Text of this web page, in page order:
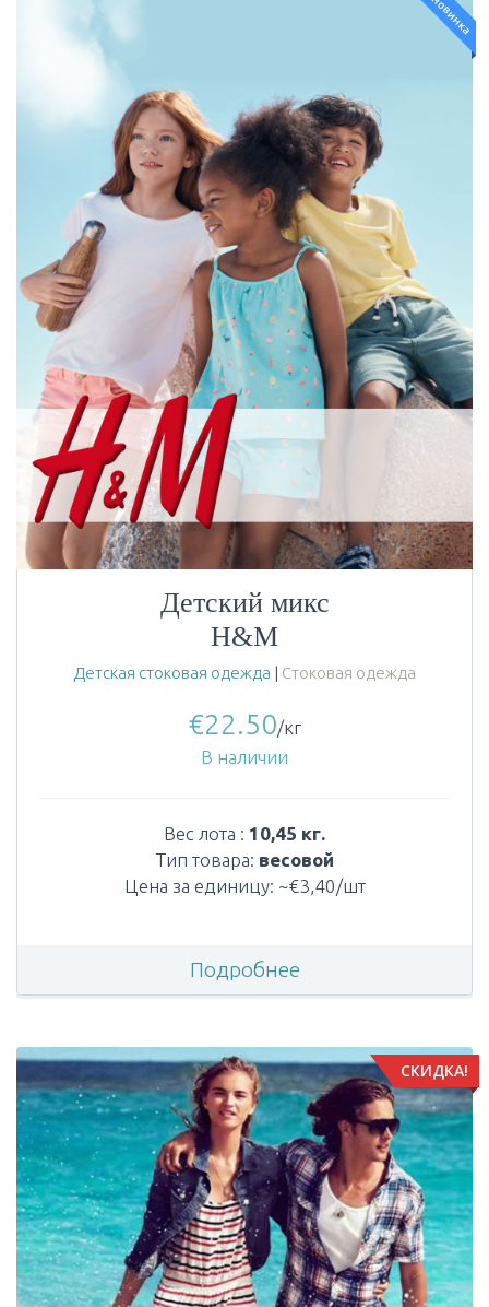
новинка
Детский микс
H&M
Детская стоковая одежда | Стоковая одежда
€22.50/кг
В наличии
Вес лота : 10,45 кг.
Тип товара: весовой
Цена за единицу: ~€3,40/шт
Подробнее
СКИДКА!